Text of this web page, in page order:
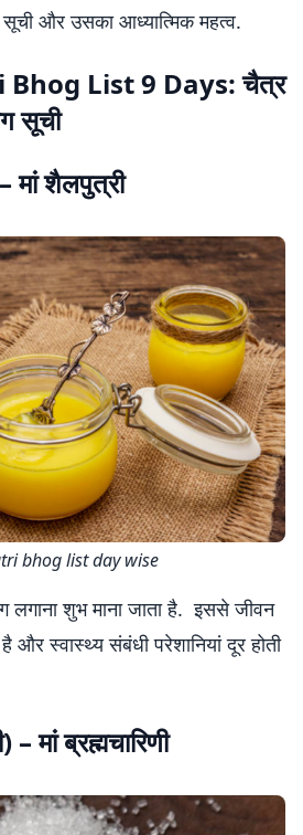
और उसका आध्यात्मिक महत्व.
List 9 Days: चैत्र
सूची
मां शैलपुत्री
bhog list day wise
लगाना शुभ माना जाता है. इससे जीवन
और स्वास्थ्य संबंधी परेशानियां दूर होती
मां ब्रह्मचारिणी